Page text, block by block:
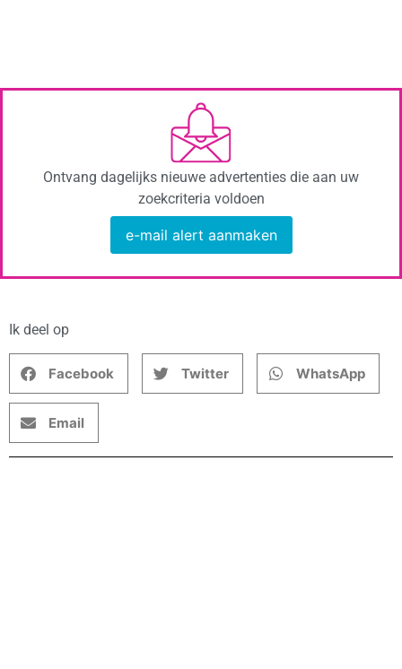
Ontvang dagelijks nieuwe advertenties die aan uw
zoekcriteria voldoen
e-mail alert aanmaken
Ik deel op
Facebook Twitter WhatsApp
Email